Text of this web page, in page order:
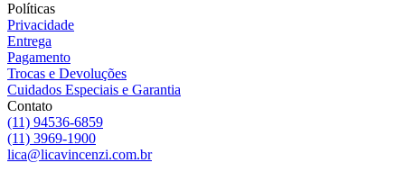
Políticas
Privacidade
Entrega
Pagamento
Trocas e Devoluções
Cuidados Especiais e Garantia
Contato
(11) 94536-6859
(11) 3969-1900
lica@licavincenzi.com.br